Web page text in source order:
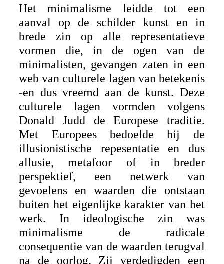
Het minimalisme leidde tot een
aanval op de schilder kunst en in
brede zin op alle representatieve
vormen die, in de ogen van de
minimalisten, gevangen zaten in een
web van culturele lagen van betekenis
-en dus vreemd aan de kunst. Deze
culturele lagen vormden volgens
Donald Judd de Europese traditie.
Met Europees bedoelde hij de
illusionistische repesentatie en dus
allusie, metafoor of in breder
perspektief, een netwerk van
gevoelens en waarden die ontstaan
buiten het eigenlijke karakter van het
werk. In ideologische zin was
minimalisme de radicale
consequentie van de waarden terugval
na de oorlog. Zij verdedigden een